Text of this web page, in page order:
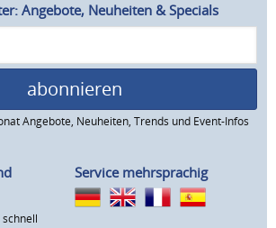
Angebote, Neuheiten & Specials
abonnieren
Angebote, Neuheiten, Trends und Event-Infos
Service mehrsprachig